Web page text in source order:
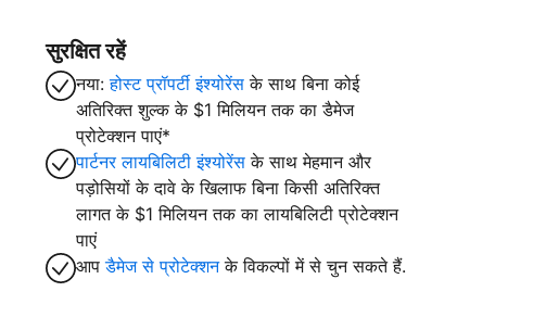
सुरक्षित रहें
नया:होस्ट प्रॉपर्टी इंश्योरेंस के साथ बिना कोई
अतिरिक्त शुल्क के $1 मिलियन तक का डैमेज
प्रोटेक्शन पाएं*
पार्टनर लायबिलिटी इंश्योरेंस के साथ मेहमान और
पड़ोसियों के दावे के खिलाफ बिना किसी अतिरिक्त
लागत के $1 मिलियन तक का लायबिलिटी प्रोटेक्शन
पाएं
आपडैमेज से प्रोटेक्शनके विकल्पों में से चुन सकते हैं.